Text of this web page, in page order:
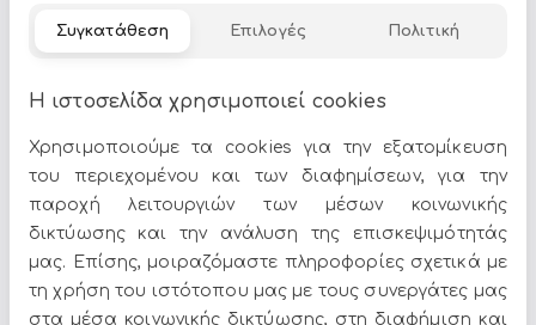
βρείτε πλούσια γκάμα σε σχέδια, χρώματα και υλικά,
για να ταιριάζουν απόλυτα με το στυλ του σπιτιού σας.
Δείτε περισσότερα στο σπίτι & διακόσμηση
Όλες οι προσφορές και τα νέα του Epilegin,
στο email και τα social media!
Συγκατάθεση Επιλογές Πολιτική
Η ιστοσελίδα χρησιμοποιεί cookies
Χρησιμοποιούμε τα cookies για την εξατομίκευση
του περιεχομένου και των διαφημίσεων, για την
παροχή λειτουργιών των μέσων κοινωνικής
δικτύωσης και την ανάλυση της επισκεψιμότητάς
μας. Επίσης, μοιραζόμαστε πληροφορίες σχετικά με
τη χρήση του ιστότοπου μας με τους συνεργάτες μας
στα μέσα κοινωνικής δικτύωσης, στη διαφήμιση και